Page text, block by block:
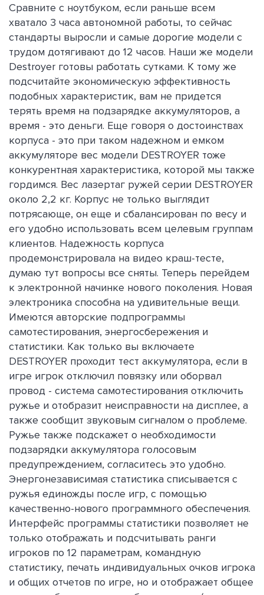
Сравните с ноутбуком, если раньше всем
хватало 3 часа автономной работы, то сейчас
стандарты выросли и самые дорогие модели с
трудом дотягивают до 12 часов. Наши же модели
Destroyer готовы работать сутками. К тому же
подсчитайте экономическую эффективность
подобных характеристик, вам не придется
терять время на подзарядке аккумуляторов, а
время - это деньги. Еще говоря о достоинствах
корпуса - это при таком надежном и емком
аккумуляторе вес модели DESTROYER тоже
конкурентная характеристика, которой мы также
гордимся. Вес лазертаг ружей серии DESTROYER
около 2,2 кг. Корпус не только выглядит
потрясающе, он еще и сбалансирован по весу и
его удобно использовать всем целевым группам
клиентов. Надежность корпуса
продемонстрировала на видео краш-тесте,
думаю тут вопросы все сняты. Теперь перейдем
к электронной начинке нового поколения. Новая
электроника способна на удивительные вещи.
Имеются авторские подпрограммы
самотестирования, энергосбережения и
статистики. Как только вы включаете
DESTROYER проходит тест аккумулятора, если в
игре игрок отключил повязку или оборвал
провод - система самотестирования отключить
ружье и отобразит неисправности на дисплее, а
также сообщит звуковым сигналом о проблеме.
Ружье также подскажет о необходимости
подзарядки аккумулятора голосовым
предупреждением, согласитесь это удобно.
Энергонезависимая статистика списывается с
ружья единожды после игр, с помощью
качественно-нового программного обеспечения.
Интерфейс программы статистики позволяет не
только отображать и подсчитывать ранги
игроков по 12 параметрам, командную
статистику, печать индивидуальных очков игрока
и общих отчетов по игре, но и отображает общее